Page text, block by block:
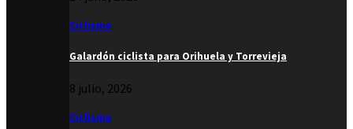
Ciclismo
Galardón ciclista para Orihuela y Torrevieja
8 julio, 2026
Ciclismo